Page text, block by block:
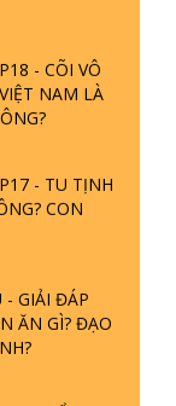
NAM LÀ
CON
ĂN GÌ? ĐẠO
- TỔ